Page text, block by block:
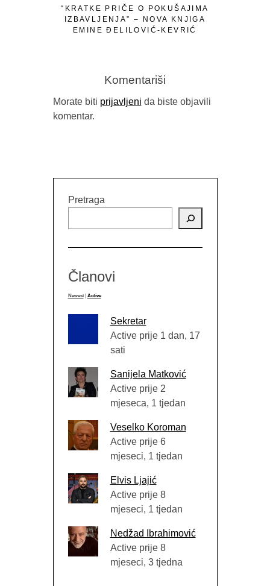
“KRATKE PRIČE O POKUŠAJIMA
IZBAVLJENJA” – NOVA KNJIGA
EMINE ĐELILOVIĆ-KEVRIĆ
Komentariši
Morate biti prijavljeni da biste objavili
komentar.
Pretraga
Članovi
Newest Active
Sekretar
Active prije 1 dan, 17
sati
Sanijela Matković
Active prije 2
mjeseca, 1 tjedan
Veselko Koroman
Active prije 6
mjeseci, 1 tjedan
Elvis Ljajić
Active prije 8
mjeseci, 1 tjedan
Nedžad Ibrahimović
Active prije 8
mjeseci, 3 tjedna